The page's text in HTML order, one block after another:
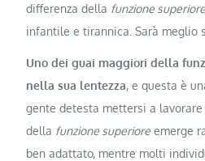
differenza della funzione superiore
infantile e tirannica. Sarà meglio
Uno dei guai maggiori della
nella sua lentezza, e questa è
gente detesta mettersi a lavorare
della funzione superiore emerge
ben adattato, mentre molti